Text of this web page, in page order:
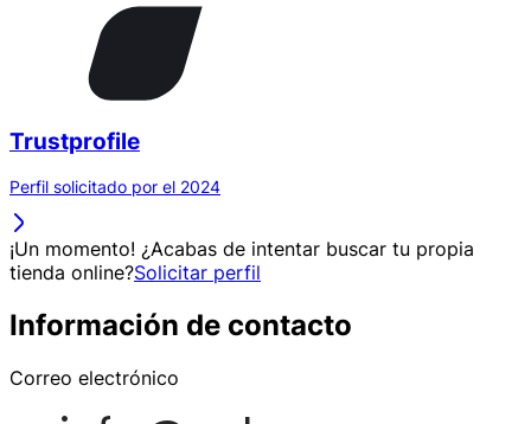
Trustprofile
Perfil solicitado por el 2024
¡Un momento! ¿Acabas de intentar buscar tu propia
tienda online?Solicitar perfil
Información de contacto
Correo electrónico